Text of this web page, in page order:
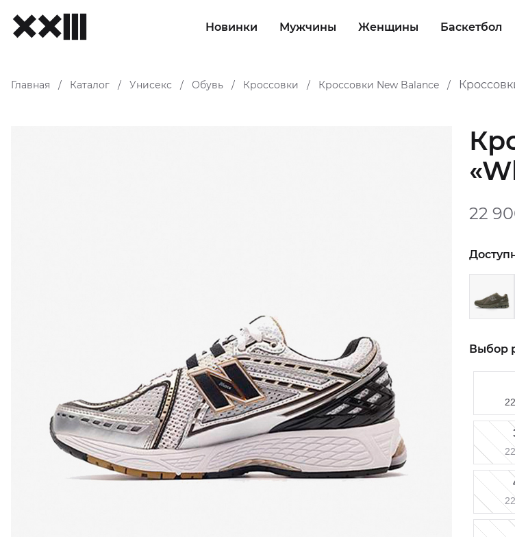
Новинки Мужчины Женщины Баскетбол
Главная / Каталог / Унисекс / Обувь / Кроссовки / Кроссовки New Balance /
22
Выбор